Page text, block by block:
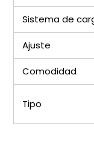
Sistema de
Ajuste
Comodidad
Tipo